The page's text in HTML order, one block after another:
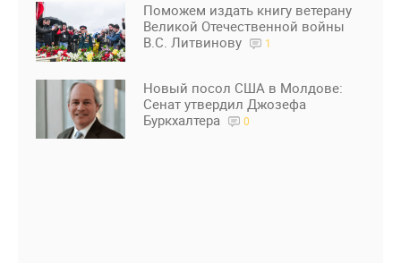
Поможем издать книгу ветерану
Великой Отечественной войны
В.С. Литвинову
1
Новый посол США в Молдове:
Сенат утвердил Джозефа
Буркхалтера
0